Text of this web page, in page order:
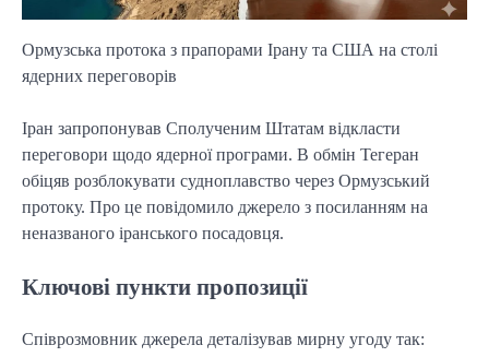
Ормузська протока з прапорами Ірану та США на столі
ядерних переговорів
Іран запропонував Сполученим Штатам відкласти
переговори щодо ядерної програми. В обмін Тегеран
обіцяв розблокувати судноплавство через Ормузський
протоку. Про це повідомило джерело з посиланням на
неназваного іранського посадовця.
Ключові пункти пропозиції
Співрозмовник джерела деталізував мирну угоду так: